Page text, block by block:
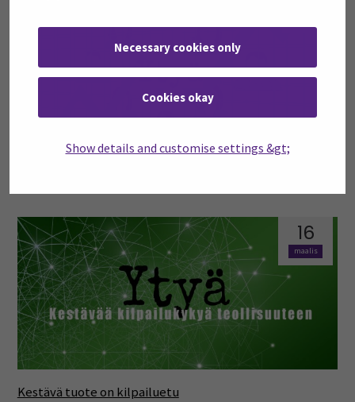
Necessary cookies only
Cookies okay
Show details and customise settings &gt;
Enemmistö Pk-yrityksistä tunnistaa kestävän
16
maalis
Kestävä tuote on kilpailuetu